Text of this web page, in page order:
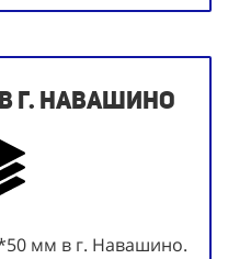
г. Навашино
мм в г. Навашино.